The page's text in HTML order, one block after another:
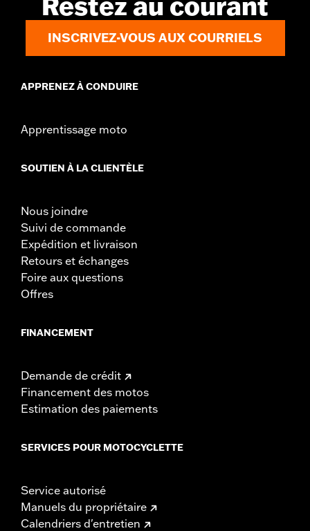
INSCRIVEZ-VOUS AUX COURRIELS
APPRENEZ À CONDUIRE
Apprentissage moto
SOUTIEN À LA CLIENTÈLE
Nous joindre
Suivi de commande
Expédition et livraison
Retours et échanges
Foire aux questions
Offres
FINANCEMENT
Demande de crédit
Financement des motos
Estimation des paiements
SERVICES POUR MOTOCYCLETTE
Service autorisé
Manuels du propriétaire
Calendriers d'entretien